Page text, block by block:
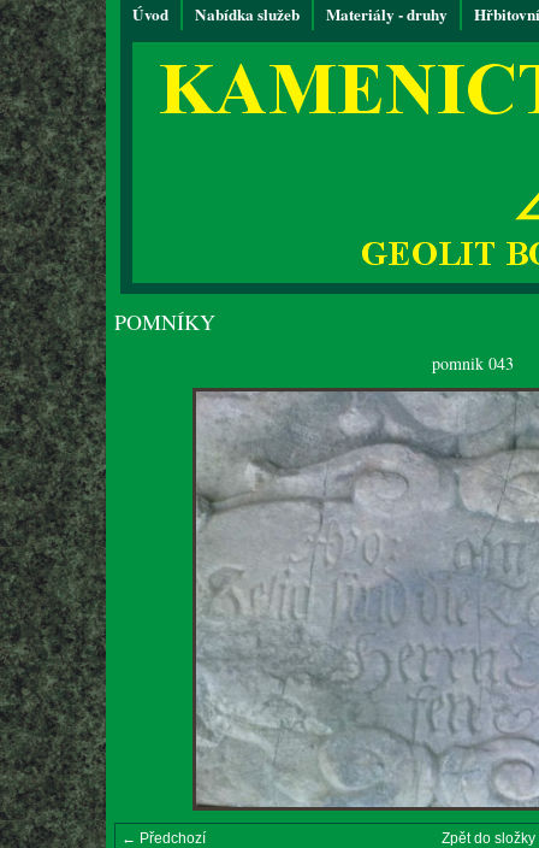
Úvod Nabídka služeb Materiály - druhy
POMNÍKY
pomnik 043
← Předchozí Zpět do složky